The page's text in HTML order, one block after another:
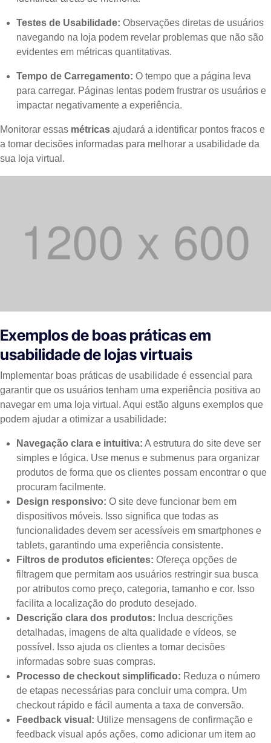
Testes de Usabilidade: Observações diretas de usuários
navegando na loja podem revelar problemas que não são
evidentes em métricas quantitativas.
Tempo de Carregamento: O tempo que a página leva
para carregar. Páginas lentas podem frustrar os usuários e
impactar negativamente a experiência.
Monitorar essas métricas ajudará a identificar pontos fracos e
a tomar decisões informadas para melhorar a usabilidade da
sua loja virtual.
Exemplos de boas práticas em
usabilidade de lojas virtuais
Implementar boas práticas de usabilidade é essencial para
garantir que os usuários tenham uma experiência positiva ao
navegar em uma loja virtual. Aqui estão alguns exemplos que
podem ajudar a otimizar a usabilidade:
Navegação clara e intuitiva: A estrutura do site deve ser
simples e lógica. Use menus e submenus para organizar
produtos de forma que os clientes possam encontrar o que
procuram facilmente.
Design responsivo: O site deve funcionar bem em
dispositivos móveis. Isso significa que todas as
funcionalidades devem ser acessíveis em smartphones e
tablets, garantindo uma experiência consistente.
Filtros de produtos eficientes: Ofereça opções de
filtragem que permitam aos usuários restringir sua busca
por atributos como preço, categoria, tamanho e cor. Isso
facilita a localização do produto desejado.
Descrição clara dos produtos: Inclua descrições
detalhadas, imagens de alta qualidade e vídeos, se
possível. Isso ajuda os clientes a tomar decisões
informadas sobre suas compras.
Processo de checkout simplificado: Reduza o número
de etapas necessárias para concluir uma compra. Um
checkout rápido e fácil aumenta a taxa de conversão.
Feedback visual: Utilize mensagens de confirmação e
feedback visual após ações, como adicionar um item ao